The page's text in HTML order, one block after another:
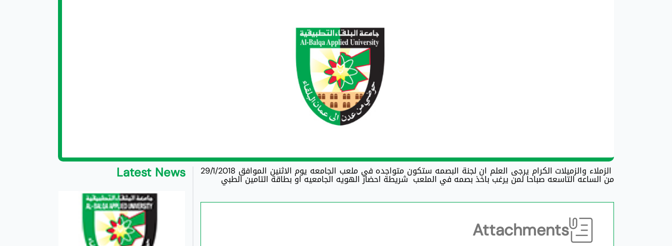
الزملاء والزميلات الكرام يرجى العلم ان لجنة البصمه ستكون متواجده في ملعب الجامعه يوم الاثنين الموافق 29/1/2018
من الساعه التاسعه صباحا لمن يرغب باخذ بصمه في الملعب شريطة احضار الهويه الجامعيه او بطاقة التامين الطبي
Attachments
Latest News